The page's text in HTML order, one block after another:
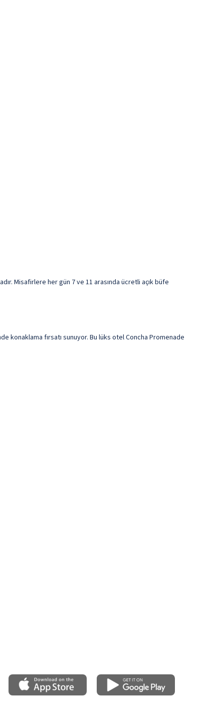
Misafirlere her gün 7 ve 11 arasında ücretli açık büfe
konaklama fırsatı sunuyor. Bu lüks otel Concha Promenade